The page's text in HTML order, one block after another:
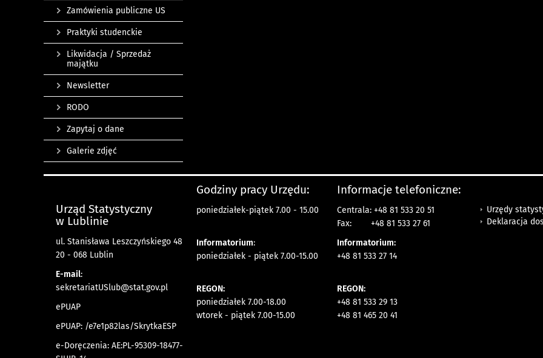
Zamówienia publiczne US
Praktyki studenckie
Likwidacja / Sprzedaż
majątku
Newsletter
RODO
Zapytaj o dane
Galerie zdjęć
Urząd Statystyczny
w Lublinie
ul. Stanisława Leszczyńskiego 48
20 - 068 Lublin
E-mail:
sekretariatUSlub@stat.gov.pl
ePUAP
ePUAP: /e7e1p82las/SkrytkaESP
e-Doręczenia: AE:PL-95309-18477-
Godziny pracy Urzędu:
poniedziałek-piątek 7.00 - 15.00
Informatorium:
poniedziałek - piątek 7.00-15.00
REGON:
poniedziałek 7.00-18.00
wtorek - piątek 7.00-15.00
Informacje telefoniczne:
Centrala: +48 81 533 20 51
Fax:
+48 81 533 27 61
Informatorium:
+48 81 533 27 14
REGON:
+48 81 533 29 13
+48 81 465 20 41
Urzędy
Deklaracja